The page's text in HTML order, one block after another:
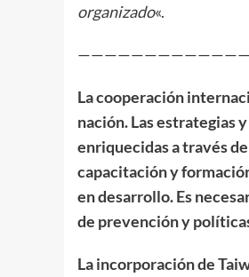
organizado«.
La cooperación
nación. Las estrategias
enriquecidas a través
capacitación y
en desarrollo. Es
de prevención y
La incorporación de